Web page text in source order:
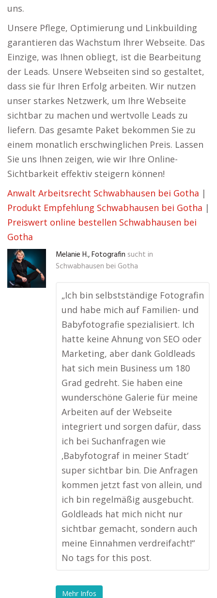
uns.
Unsere Pflege, Optimierung und Linkbuilding
garantieren das Wachstum Ihrer Webseite. Das
Einzige, was Ihnen obliegt, ist die Bearbeitung
der Leads. Unsere Webseiten sind so gestaltet,
dass sie für Ihren Erfolg arbeiten. Wir nutzen
unser starkes Netzwerk, um Ihre Webseite
sichtbar zu machen und wertvolle Leads zu
liefern. Das gesamte Paket bekommen Sie zu
einem monatlich erschwinglichen Preis. Lassen
Sie uns Ihnen zeigen, wie wir Ihre Online-
Sichtbarkeit effektiv steigern können!
Anwalt Arbeitsrecht Schwabhausen bei Gotha |
Produkt Empfehlung Schwabhausen bei Gotha |
Preiswert online bestellen Schwabhausen bei
Gotha
Melanie H., Fotografin sucht in
Schwabhausen bei Gotha
„Ich bin selbstständige Fotografin
und habe mich auf Familien- und
Babyfotografie spezialisiert. Ich
hatte keine Ahnung von SEO oder
Marketing, aber dank Goldleads
hat sich mein Business um 180
Grad gedreht. Sie haben eine
wunderschöne Galerie für meine
Arbeiten auf der Webseite
integriert und sorgen dafür, dass
ich bei Suchanfragen wie
‚Babyfotograf in meiner Stadt‘
super sichtbar bin. Die Anfragen
kommen jetzt fast von allein, und
ich bin regelmäßig ausgebucht.
Goldleads hat mich nicht nur
sichtbar gemacht, sondern auch
meine Einnahmen verdreifacht!“
No tags for this post.
Mehr Infos